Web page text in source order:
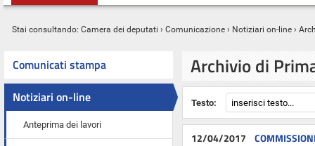
Stai consultando: Camera dei deputati › Comunicazione › Notiziari on-line ›
Comunicati stampa
Notiziari on-line
Anteprima dei lavori
Archivio di
Testo:
12/04/2017